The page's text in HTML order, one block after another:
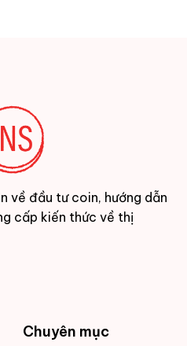
về đầu tư coin, hướng dẫn
cấp kiến thức về thị
Chuyên mục